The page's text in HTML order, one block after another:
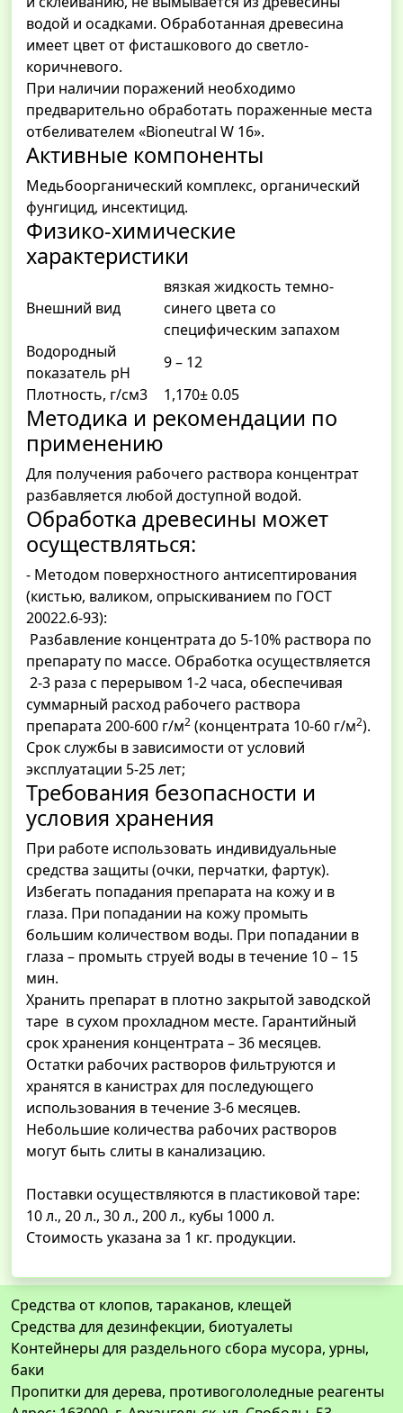
водой и осадками. Обработанная древесина
имеет цвет от фисташкового до светло-
коричневого.
При наличии поражений необходимо
предварительно обработать пораженные места
отбеливателем «Bioneutral W 16».
Активные компоненты
Медьбоорганический комплекс, органический
фунгицид, инсектицид.
Физико-химические
характеристики
Внешний вид
вязкая жидкость темно-
синего цвета со
специфическим запахом
Водородный
показатель pH
9 – 12
Плотность, г/см3
1,170± 0.05
Методика и рекомендации по
применению
Для получения рабочего раствора концентрат
разбавляется любой доступной водой.
Обработка древесины может
осуществляться:
- Методом поверхностного антисептирования
(кистью, валиком, опрыскиванием по ГОСТ
20022.6-93):
Разбавление концентрата до 5-10% раствора по
препарату по массе. Обработка осуществляется
2-3 раза с перерывом 1-2 часа, обеспечивая
суммарный расход рабочего раствора
препарата 200-600 г/м2 (концентрата 10-60 г/м2).
Срок службы в зависимости от условий
эксплуатации 5-25 лет;
Требования безопасности и
условия хранения
При работе использовать индивидуальные
средства защиты (очки, перчатки, фартук).
Избегать попадания препарата на кожу и в
глаза. При попадании на кожу промыть
большим количеством воды. При попадании в
глаза – промыть струей воды в течение 10 – 15
мин.
Хранить препарат в плотно закрытой заводской
таре в сухом прохладном месте. Гарантийный
срок хранения концентрата – 36 месяцев.
Остатки рабочих растворов фильтруются и
хранятся в канистрах для последующего
использования в течение 3-6 месяцев.
Небольшие количества рабочих растворов
могут быть слиты в канализацию.
Поставки осуществляются в пластиковой таре:
10 л., 20 л., 30 л., 200 л., кубы 1000 л.
Стоимость указана за 1 кг. продукции.
Средства от клопов, тараканов, клещей
Средства для дезинфекции, биотуалеты
Контейнеры для раздельного сбора мусора, урны,
баки
Пропитки для дерева, противогололедные реагенты